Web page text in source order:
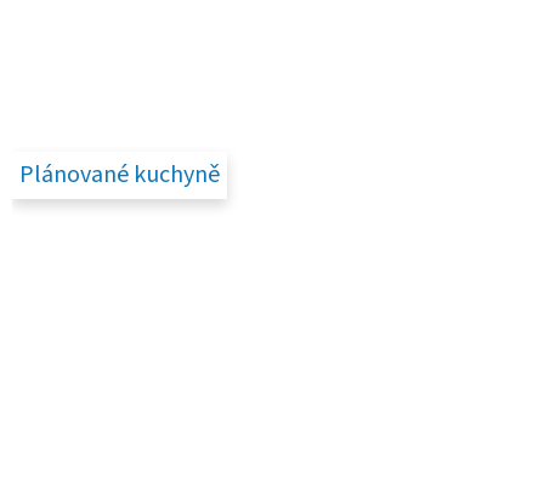
Plánované kuchyně